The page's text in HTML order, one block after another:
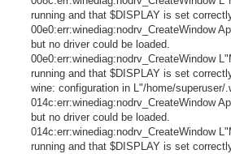
running and that $DISPLAY is set
00e0:err:winediag:nodrv_CreateWindow
but no driver could be loaded.
00e0:err:winediag:nodrv_CreateWindow
running and that $DISPLAY is set
wine: configuration in L"/home/superuser/
014c:err:winediag:nodrv_CreateWindow
but no driver could be loaded.
014c:err:winediag:nodrv_CreateWindow
running and that $DISPLAY is set